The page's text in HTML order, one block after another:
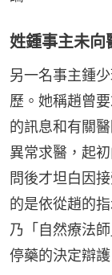
姓鍾事主未向
另一名事主鍾
歷。她稱趙曾
的訊息和有關
異常求醫，起
問後才坦白因
的是依從趙的
乃「自然療法
停藥的決定辯護